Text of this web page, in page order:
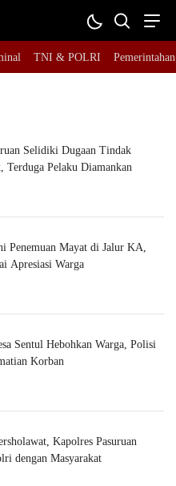
TNI & POLRI Pemerintahan
Selidiki Dugaan Tindak
Terduga Pelaku Diamankan
Penemuan Mayat di Jalur KA,
Apresiasi Warga
Sentul Hebohkan Warga, Polisi
Korban
Kapolres Pasuruan
dengan Masyarakat